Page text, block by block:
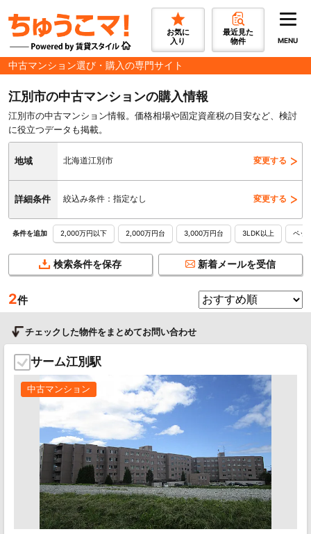
お気に
入り
最近見た
物件
MENU
中古マンション選び・購入の専門サイト
江別市の中古マンションの購入情報
江別市の中古マンション情報。価格相場や固定資産税の目安など、検討
に役立つデータも掲載。
地域 北海道江別市 変更する
詳細条件 絞込み条件：指定なし 変更する
条件を追加 2,000万円以下 2,000万円台 3,000万円台 3LDK以上 ペッ
検索条件を保存 新着メールを受信
2件
チェックした物件をまとめてお問い合わせ
サーム江別駅
中古マンション